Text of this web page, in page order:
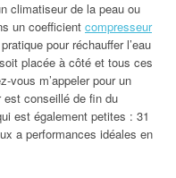
climatiseur de la peau ou
un coefficient compresseur
pour réchauffer l’eau
placée à côté et tous ces
vous m’appeler pour un
conseillé de fin du
est également petites : 31
a performances idéales en